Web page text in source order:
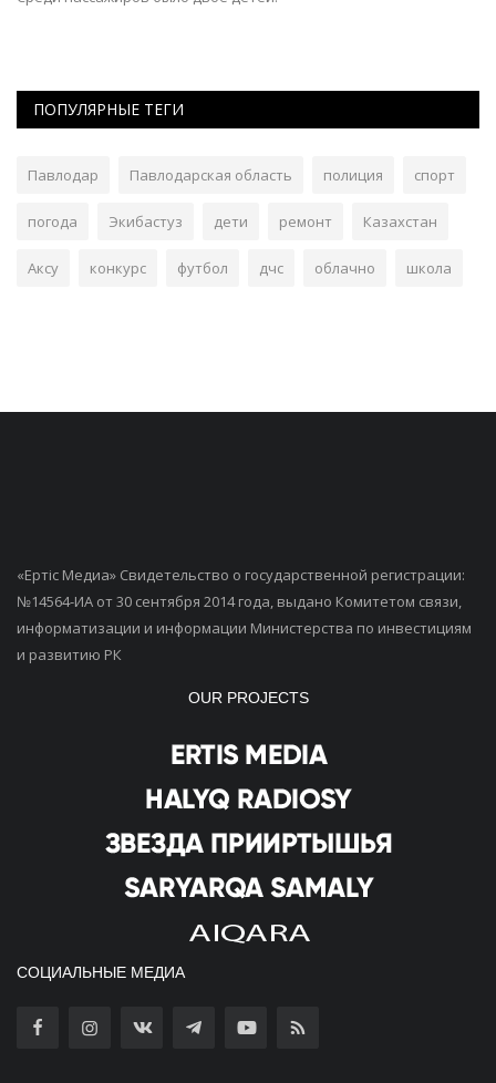
ПОПУЛЯРНЫЕ ТЕГИ
Павлодар Павлодарская область полиция спорт
погода Экибастуз дети ремонт Казахстан
Аксу конкурс футбол дчс облачно школа
«Ертiс Медиа» Свидетельство о государственной регистрации:
№14564-ИА от 30 сентября 2014 года, выдано Комитетом связи,
информатизации и информации Министерства по инвестициям
и развитию РК
OUR PROJECTS
СОЦИАЛЬНЫЕ МЕДИА